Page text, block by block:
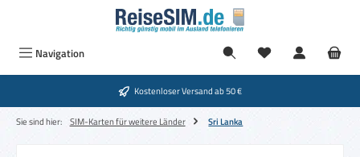
Zum Hauptinhalt springen
Navigation
Kostenloser Versand ab 50 €
Sie sind hier: SIM-Karten für weitere Länder Sri Lanka